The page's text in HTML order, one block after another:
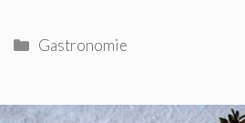
Catégories
Gastronomie